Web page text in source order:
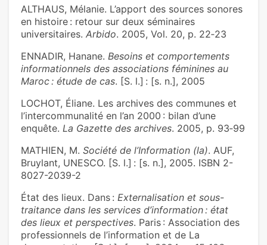
ALTHAUS, Mélanie. L’apport des sources sonores
en histoire : retour sur deux séminaires
universitaires. Arbido. 2005, Vol. 20, p. 22‑23
ENNADIR, Hanane. Besoins et comportements
informationnels des associations féminines au
Maroc : étude de cas. [S. l.] : [s. n.], 2005
LOCHOT, Éliane. Les archives des communes et
l’intercommunalité en l’an 2000 : bilan d’une
enquête. La Gazette des archives. 2005, p. 93‑99
MATHIEN, M. Société de l’Information (la). AUF,
Bruylant, UNESCO. [S. l.] : [s. n.], 2005. ISBN 2-
8027-2039-2
État des lieux. Dans : Externalisation et sous-
traitance dans les services d’information : état
des lieux et perspectives. Paris : Association des
professionnels de l’information et de La